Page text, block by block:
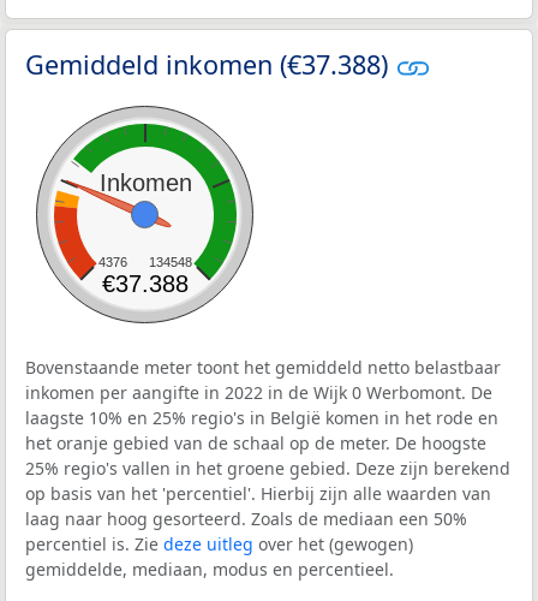
Gemiddeld inkomen (€37.388)
Inkomen
4376 134548
€37.388
Bovenstaande meter toont het gemiddeld netto belastbaar
inkomen per aangifte in 2022 in de Wijk 0 Werbomont. De
laagste 10% en 25% regio's in België komen in het rode en
het oranje gebied van de schaal op de meter. De hoogste
25% regio's vallen in het groene gebied. Deze zijn berekend
op basis van het 'percentiel'. Hierbij zijn alle waarden van
laag naar hoog gesorteerd. Zoals de mediaan een 50%
percentiel is. Zie deze uitleg over het (gewogen)
gemiddelde, mediaan, modus en percentieel.